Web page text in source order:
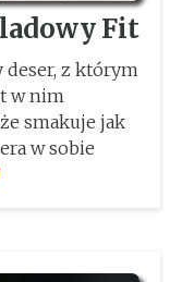
Fit
deser, z którym
w nim
smakuje jak
w sobie